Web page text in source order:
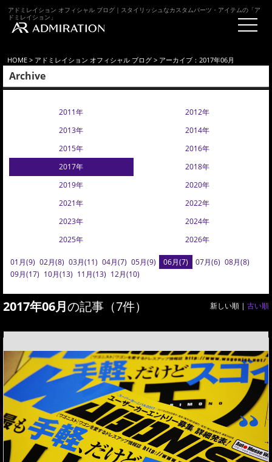
アドミレイション オフィシャル ブログ｜スタイリッシュなカスタムパーツ・アイテムの「ア
ドミレイション」
HOME > アドミレイション オフィシャル ブログ > アーカイブ：2017年06月
Archive
2011年
2012年
2013年
2014年
2015年
2016年
2017年
2018年
2019年
2020年
2021年
2022年
2023年
2024年
2025年
2026年
01月(9) 02月(8) 03月(11) 04月(7) 05月(9) 06月(7) 07月(6) 08月(8)
09月(17) 10月(13) 11月(13) 12月(10)
2017年06月の記事（7件） 新しい順 | 古い順